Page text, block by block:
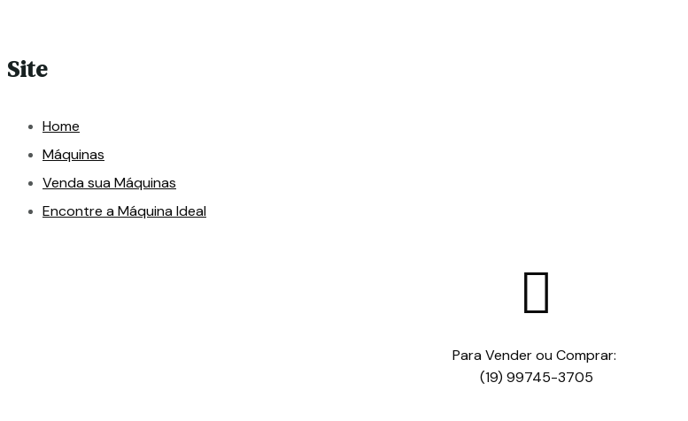
Site
Home
Máquinas
Venda sua Máquinas
Encontre a Máquina Ideal

Para Vender ou Comprar:
(19) 99745-3705